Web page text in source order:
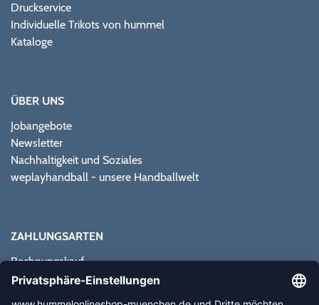
Druckservice
Individuelle Trikots von hummel
Kataloge
ÜBER UNS
Jobangebote
Newsletter
Nachhaltigkeit und Soziales
weplayhandball - unsere Handballwelt
ZAHLUNGSARTEN
Rechnungskauf
Paypal